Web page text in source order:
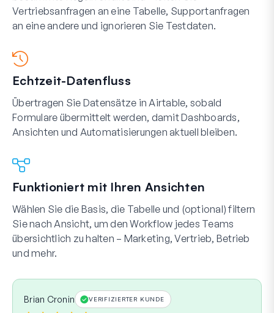
Vertriebsanfragen an eine Tabelle, Supportanfragen
an eine andere und ignorieren Sie Testdaten.
Echtzeit-Datenfluss
Übertragen Sie Datensätze in Airtable, sobald
Formulare übermittelt werden, damit Dashboards,
Ansichten und Automatisierungen aktuell bleiben.
Funktioniert mit Ihren Ansichten
Wählen Sie die Basis, die Tabelle und (optional) filtern
Sie nach Ansicht, um den Workflow jedes Teams
übersichtlich zu halten – Marketing, Vertrieb, Betrieb
und mehr.
Brian Cronin VERIFIZIERTER KUNDE